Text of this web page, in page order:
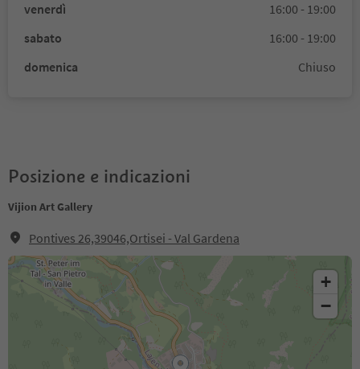
venerdì
16:00 - 19:00
sabato
16:00 - 19:00
domenica
Chiuso
Posizione e indicazioni
Vijion Art Gallery
Pontives 26,39046,Ortisei - Val Gardena
+
−